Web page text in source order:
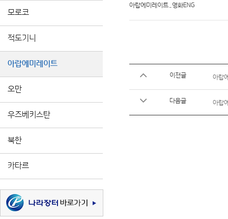
모로코
적도기니
아랍에미레이트
오만
우즈베키스탄
북한
카타르
아랍에미레이트_영화ENG
이전글 아랍
다음글 아랍